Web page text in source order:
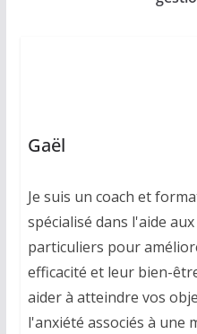
Gaël
Je suis un coach et
spécialisé dans l'aide
particuliers pour
efficacité et leur bien-
aider à atteindre vos
l'anxiété associés à une